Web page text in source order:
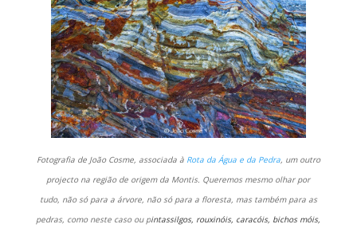
Fotografia de João Cosme, associada à Rota da Água e da Pedra, um outro
projecto na região de origem da Montis. Queremos mesmo olhar por
tudo, não só para a árvore, não só para a floresta, mas também para as
pedras, como neste caso ou pintassilgos, rouxinóis, caracóis, bichos móis,